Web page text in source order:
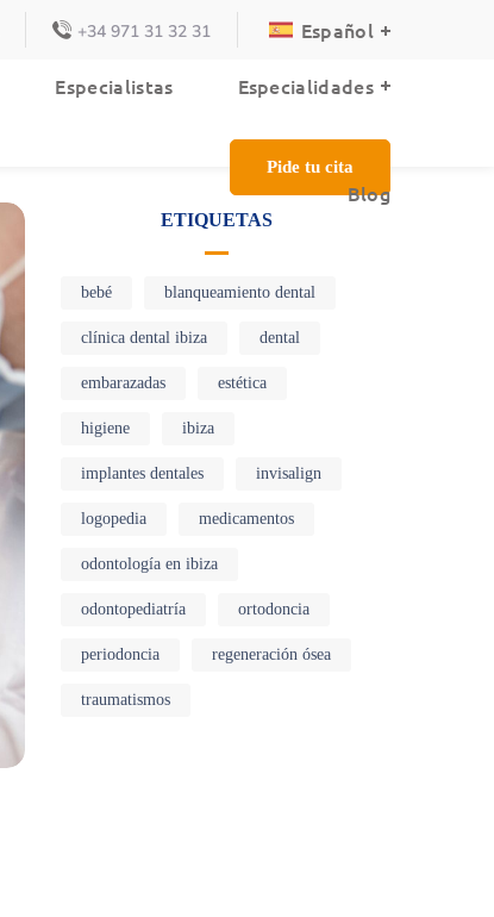
+34 971 31 32 31 Español
Especialistas Especialidades
Blog
Pide tu cita
Blog
ETIQUETAS
bebé blanqueamiento dental
clínica dental ibiza dental
embarazadas estética
higiene ibiza
implantes dentales invisalign
logopedia medicamentos
odontología en ibiza
odontopediatría ortodoncia
periodoncia regeneración ósea
traumatismos